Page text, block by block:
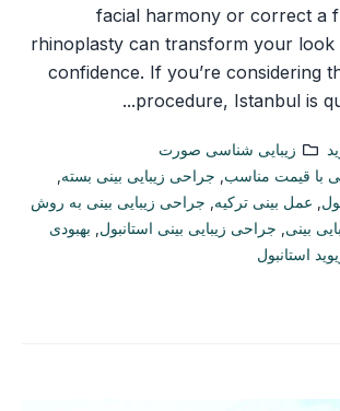
facial harmony or correct a
rhinoplasty can transform your
confidence. If you’re considering
procedure, Istanbul is
زیبایی شناسی صورت
با قیمت مناسب, جراحی زیبایی بینی بسته,
, عمل بینی ترکیه, جراحی زیبایی بینی به روش
بینی, جراحی زیبایی بینی استانبول, بهبودی
استانبول